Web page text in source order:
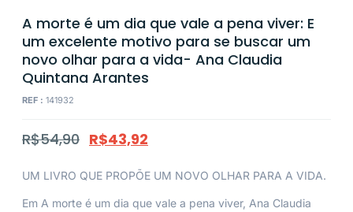
A morte é um dia que vale a pena viver: E
um excelente motivo para se buscar um
novo olhar para a vida- Ana Claudia
Quintana Arantes
REF : 141932
R$54,90 R$43,92
UM LIVRO QUE PROPÕE UM NOVO OLHAR PARA A VIDA.
Em A morte é um dia que vale a pena viver, Ana Claudia